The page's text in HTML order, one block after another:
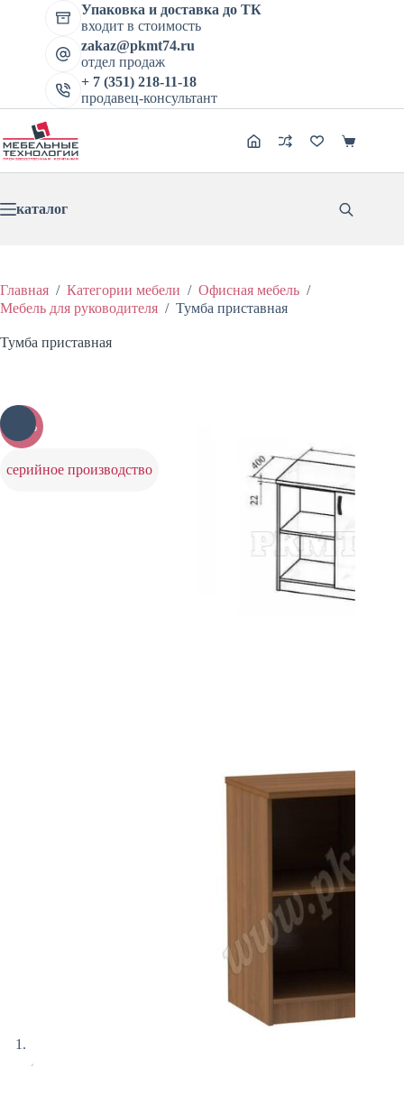
Тумба приставная
5756₽
Первоначальная
составляла
5756 ₽.
4605₽
Текущая
4605 ₽.
В корзину
Упаковка и доставка до ТК
входит в стоимость
zakaz@pkmt74.ru
отдел продаж
+ 7 (351) 218-11-18
продавец-консультант
Корзина
каталог
Главная / Категории мебели / Офисная мебель /
Мебель для руководителя / Тумба приставная
Тумба приставная
-20%
серийное производство